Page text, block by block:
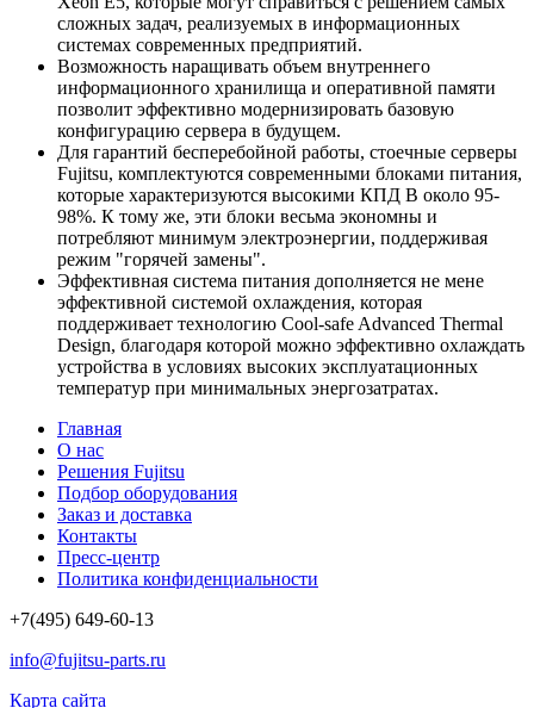
сложных задач, реализуемых в информационных
системах современных предприятий.
Возможность наращивать объем внутреннего
информационного хранилища и оперативной памяти
позволит эффективно модернизировать базовую
конфигурацию сервера в будущем.
Для гарантий бесперебойной работы, стоечные серверы
Fujitsu, комплектуются современными блоками питания,
которые характеризуются высокими КПД В около 95-
98%. К тому же, эти блоки весьма экономны и
потребляют минимум электроэнергии, поддерживая
режим "горячей замены".
Эффективная система питания дополняется не мене
эффективной системой охлаждения, которая
поддерживает технологию Cool-safe Advanced Thermal
Design, благодаря которой можно эффективно охлаждать
устройства в условиях высоких эксплуатационных
температур при минимальных энергозатратах.
Главная
О нас
Решения Fujitsu
Подбор оборудования
Заказ и доставка
Контакты
Пресс-центр
Политика конфиденциальности
+7(495) 649-60-13
info@fujitsu-parts.ru
Карта сайта